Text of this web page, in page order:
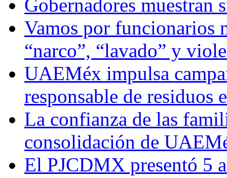
Gobernadores muestran
Vamos por funcionarios
“narco”, “lavado” y
UAEMéx impulsa
responsable de residuos
La confianza de las
consolidación de
El PJCDMX presentó 5